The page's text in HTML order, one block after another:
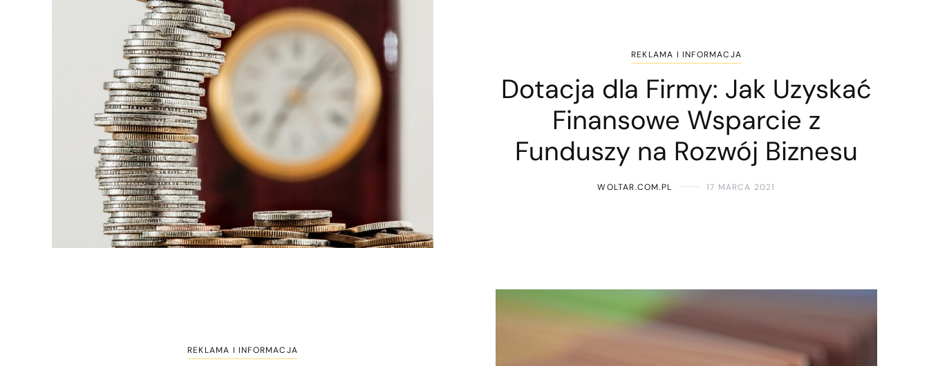
REKLAMA I INFORMACJA
Dotacja dla Firmy: Jak Uzyskać
Finansowe Wsparcie z
Funduszy na Rozwój Biznesu
WOLTAR.COM.PL 17 MARCA 2021
REKLAMA I INFORMACJA